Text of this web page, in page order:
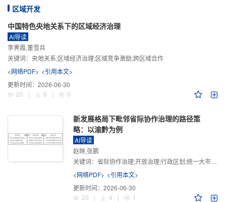
区域开发
中国特色央地关系下的区域经济治理
AI导读
李霁霞,董雪兵
关键词： 央地关系;区域经济治理;区域竞争激励;跨区域合作
<网络PDF> <引用本文>
更新时间： 2026-06-30
20
| 6 | 0
新发展格局下毗邻省际协作治理的路径策
略：以渝黔为例
AI导读
赵映,张鹏
关键词： 省际协作治理;开放治理;行政区划;统一大市场;新发展格局
<网络PDF> <引用本文>
更新时间： 2026-06-30
20
| 4 | 1